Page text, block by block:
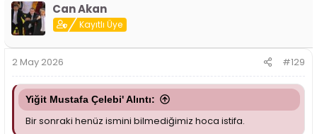
k
i
l
:
Can Akan
Kayıtlı Üye
2 May 2026 #129
Yiğit Mustafa Çelebi' Alıntı:
Bir sonraki henüz ismini bilmediğimiz hoca istifa.